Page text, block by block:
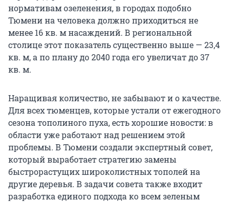
нормативам озеленения, в городах подобно
Тюмени на человека должно приходиться не
менее 16 кв. м насаждений. В региональной
столице этот показатель существенно выше — 23,4
кв. м, а по плану до 2040 года его увеличат до 37
кв. м.
Наращивая количество, не забывают и о качестве.
Для всех тюменцев, которые устали от ежегодного
сезона тополиного пуха, есть хорошие новости: в
области уже работают над решением этой
проблемы. В Тюмени создали экспертный совет,
который выработает стратегию замены
быстрорастущих широколистных тополей на
другие деревья. В задачи совета также входит
разработка единого подхода ко всем зеленым